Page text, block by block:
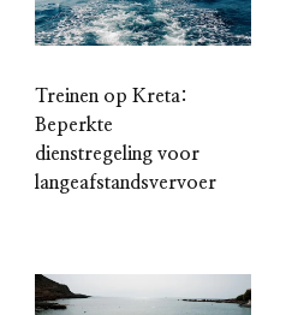
Treinen op Kreta:
Beperkte
dienstregeling voor
langeafstandsvervoer